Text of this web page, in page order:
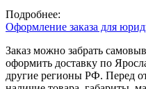
Подробнее:
Оформление заказа для
Заказ можно забрать
оформить доставку по
другие регионы РФ. Перед